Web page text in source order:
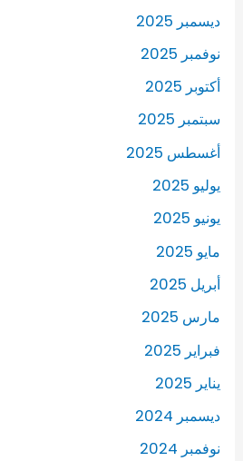
ديسمبر 2025
نوفمبر 2025
أكتوبر 2025
سبتمبر 2025
أغسطس 2025
يوليو 2025
يونيو 2025
مايو 2025
أبريل 2025
مارس 2025
فبراير 2025
يناير 2025
ديسمبر 2024
نوفمبر 2024